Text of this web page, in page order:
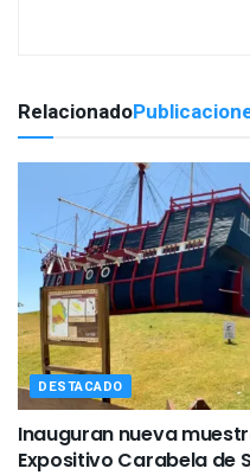
Relacionado
DESTACADO
Inauguran nueva
Expositivo Carabela de